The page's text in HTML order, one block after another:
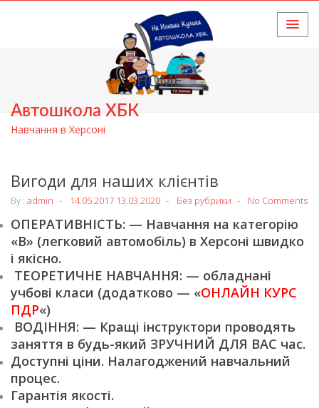
Автошкола ХБК
Навчання в Херсоні
HOME
Вигоди для наших клієнтів
By : admin 14.05.2017 13.03.2020 Без рубрики No Comments
ОПЕРАТИВНІСТЬ: — Навчання на категорію
«В» (легковий автомобіль) в Херсоні швидко
і якісно.
ТЕОРЕТИЧНЕ НАВЧАННЯ: — обладнані
учбові класи (додатково — «ОНЛАЙН КУРС
ПДР«)
ВОДІННЯ: — Кращі інструктори проводять
заняття в будь-який ЗРУЧНИЙ ДЛЯ ВАС час.
Доступні ціни. Налагоджений навчальний
процес.
Гарантія якості.